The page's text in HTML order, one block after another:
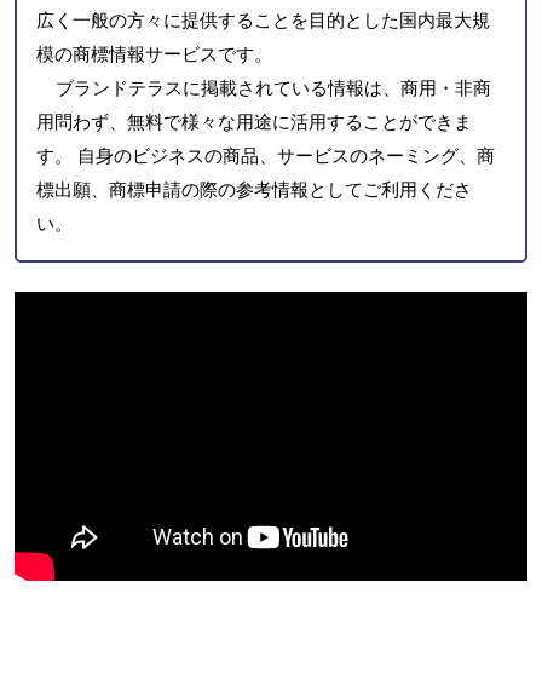
広く一般の方々に提供することを目的とした国内最大規
模の商標情報サービスです。
ブランドテラスに掲載されている情報は、商用・非商
用問わず、無料で様々な用途に活用することができま
す。 自身のビジネスの商品、サービスのネーミング、商
標出願、商標申請の際の参考情報としてご利用くださ
い。